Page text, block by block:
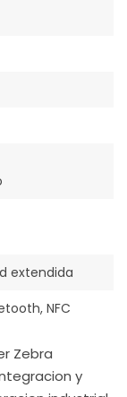
extendida
NFC
Zebra
y